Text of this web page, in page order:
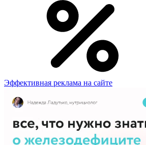
Эффективная реклама на сайте